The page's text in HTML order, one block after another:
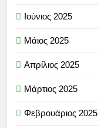
Ιούνιος 2025
Μάιος 2025
Απρίλιος 2025
Μάρτιος 2025
Φεβρουάριος 2025